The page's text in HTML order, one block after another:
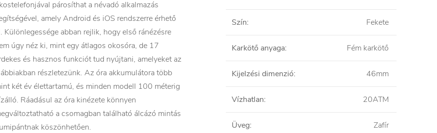
párosíthat a névadó alkalmazás
amely Android és iOS rendszerre érhető
Különlegessége abban rejlik, hogy első ránézésre
úgy néz ki, mint egy átlagos okosóra, de 17
és hasznos funkciót tud nyújtani, amelyeket az
részletezünk. Az óra akkumulátora több
két év élettartamú, és minden modell 100 méterig
Ráadásul az óra kinézete könnyen
a csomagban található álcázó mintás
köszönhetően.
Szín: Fekete
Karkötő anyaga: Fém karkötő
Kijelzési dimenzió: 46mm
Vízhatlan: 20ATM
Üveg: Zafír